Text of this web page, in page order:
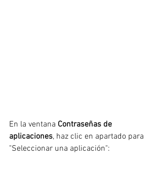
En la ventana Contraseñas de
aplicaciones, haz clic en apartado para
"Seleccionar una aplicación":